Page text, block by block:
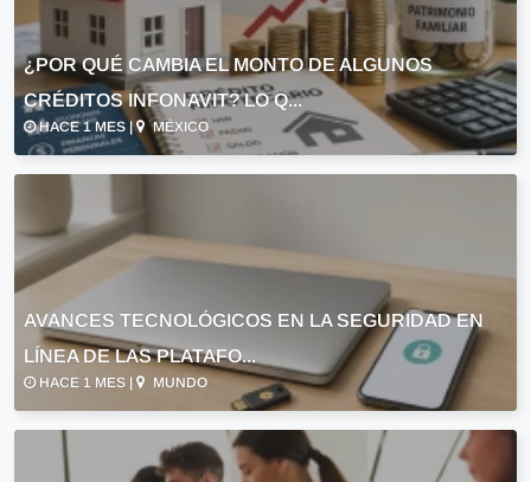
¿POR QUÉ CAMBIA EL MONTO DE ALGUNOS
CRÉDITOS INFONAVIT? LO Q...
HACE 1 MES | MÉXICO
AVANCES TECNOLÓGICOS EN LA SEGURIDAD EN
LÍNEA DE LAS PLATAFO...
HACE 1 MES | MUNDO